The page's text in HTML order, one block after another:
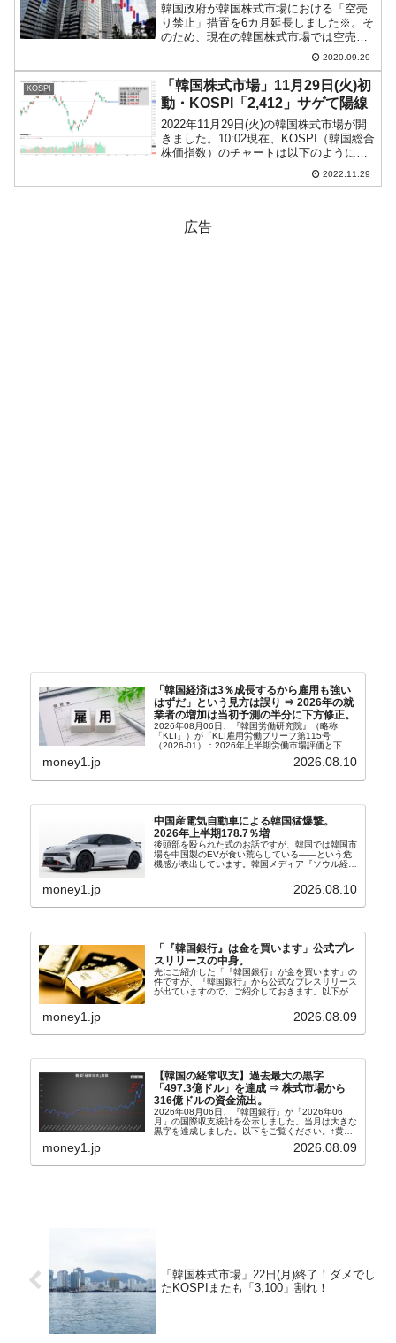
韓国政府が韓国株式市場における「空売
り禁止」措置を6カ月延長しました※。そ
のため、現在の韓国株式市場では空売り
ができません。韓国政府はこの延長措置
について「市場がまだ（コロナ禍から）
立ち直ってはいない。この延長の間に
『空売り』についての議論...
2020.09.29
KOSPI
「韓国株式市場」11月29日(火)初
動・KOSPI「2,412」サゲて陽線
2022年11月29日(火)の韓国株式市場が開
きました。10:02現在、KOSPI（韓国総合
株価指数）のチャートは以下のようにな
『Investing.com』より引用）。サゲて始
2022.11.29
広告
「韓国経済は3％成長するから雇用も強い
はずだ」という見方は誤り ⇒ 2026年の就
業者の増加は当初予測の半分に下方修正。
2026年08月06日、『韓国労働研究院』（略称
「KLI」）が「KLI雇用労働ブリーフ第115号
（2026-01）：2026年上半期労働市場評価と下半
度もご紹介していますが、政府が何よりも大...
money1.jp 2026.08.10
中国産電気自動車による韓国猛爆撃。
2026年上半期178.7％増
後頭部を殴られた式のお話ですが、韓国では韓国市
場を中国製のEVが食い荒らしている――という危
機感が表出しています。韓国メディア『ソウル経
ルは「中国EVの大攻勢…東風もプジョーと手を組
money1.jp 2026.08.10
「『韓国銀行』は金を買います」公式プレ
スリリースの中身。
先にご紹介した「『韓国銀行』が金を買います」の
件ですが、『韓国銀行』から公式なプレスリリース
が出ていますので、ご紹介しておきます。以下が全
れ協力体制を構築□『韓国銀行』は、国内生産金の
money1.jp 2026.08.09
【韓国の経常収支】過去最大の黒字
「497.3億ドル」を達成 ⇒ 株式市場から
316億ドルの資金流出。
2026年08月06日、『韓国銀行』が「2026年06
月」の国際収支統計を公示しました。当月は大きな
黒字を達成しました。以下をご覧ください。↑黄色
の経常収支です。2026年06月貿易収支：4...
money1.jp 2026.08.09
「韓国株式市場」22日(月)終了！ダメでし
たKOSPIまたも「3,100」割れ！